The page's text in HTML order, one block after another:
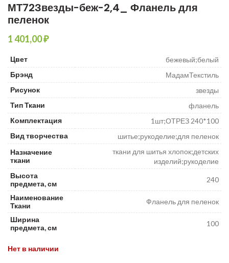
МТ72Звезды-беж-2,4_ Фланель для
пеленок
₽
Цвет
бежевый;белый
Брэнд
МадамТекстиль
Рисунок
звезды
Тип Ткани
фланель
Комплектация
1шт;ОТРЕЗ 240*100
Вид творчества
шитье;рукоделие;для пеленок
Назначение
ткани
ткани для шитья хлопок;детских
изделий;рукоделие
Высота
предмета, см
240
Наименование
Ткани
Фланель для пеленок
Ширина
предмета, см
100
Нет в наличии